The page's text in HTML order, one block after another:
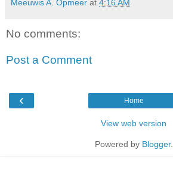
Meeuwis A. Opmeer at 4:16 AM
No comments:
Post a Comment
‹ Home
View web version
Powered by Blogger.